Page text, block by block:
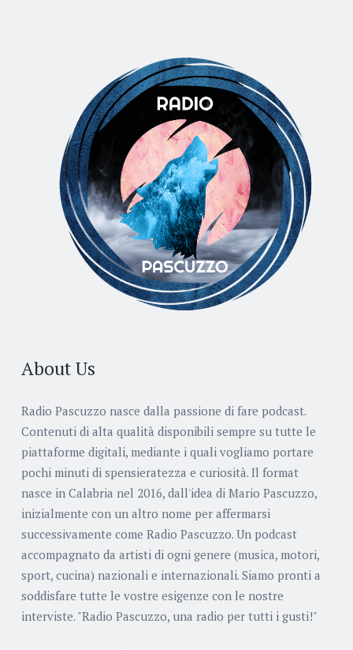
About Us
Radio Pascuzzo nasce dalla passione di fare podcast.
Contenuti di alta qualità disponibili sempre su tutte le
piattaforme digitali, mediante i quali vogliamo portare
pochi minuti di spensieratezza e curiosità. Il format
nasce in Calabria nel 2016, dall'idea di Mario Pascuzzo,
inizialmente con un altro nome per affermarsi
successivamente come Radio Pascuzzo. Un podcast
accompagnato da artisti di ogni genere (musica, motori,
sport, cucina) nazionali e internazionali. Siamo pronti a
soddisfare tutte le vostre esigenze con le nostre
interviste. "Radio Pascuzzo, una radio per tutti i gusti!"